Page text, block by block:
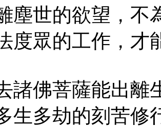
塵世的欲望，不
度眾的工作，才
佛菩薩能出離
生多劫的刻苦修